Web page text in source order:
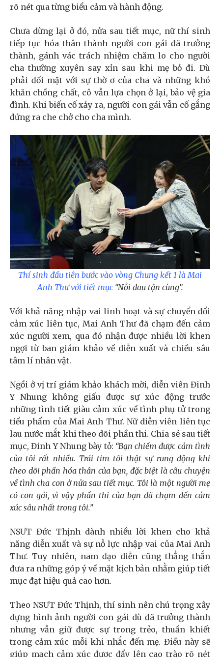
rõ nét qua từng biểu cảm và hành động.
Chưa dừng lại ở đó, nửa sau tiết mục, nữ thí sinh
tiếp tục hóa thân thành người con gái đã trưởng
thành, gánh vác trách nhiệm chăm lo cho người
cha thường xuyên say xỉn sau khi mẹ bỏ đi. Dù
phải đối mặt với sự thờ ơ của cha và những khó
khăn chồng chất, cô vẫn lựa chọn ở lại, bảo vệ gia
đình. Khi biến cố xảy ra, người con gái vẫn cố gắng
đứng ra che chở cho cha mình.
Thí sinh đầu tiên bước vào vòng Chung kết 1 là Mai
Anh Thư với tiết mục“Nỗi đau tận cùng”.
Với khả năng nhập vai linh hoạt và sự chuyển đổi
cảm xúc liên tục, Mai Anh Thư đã chạm đến cảm
xúc người xem, qua đó nhận được nhiều lời khen
ngợi từ ban giám khảo về diễn xuất và chiều sâu
tâm lí nhân vật.
Ngồi ở vị trí giám khảo khách mời, diễn viên Đinh
Y Nhung không giấu được sự xúc động trước
những tình tiết giàu cảm xúc về tình phụ tử trong
tiểu phẩm của Mai Anh Thư. Nữ diễn viên liên tục
lau nước mắt khi theo dõi phần thi. Chia sẻ sau tiết
mục, Đinh Y Nhung bày tỏ: “Bạn chiếm được cảm tình
của tôi rất nhiều. Trái tim tôi thật sự rung động khi
theo dõi phần hóa thân của bạn, đặc biệt là câu chuyện
về tình cha con ở nửa sau tiết mục. Tôi là một người mẹ
có con gái, vì vậy phần thi của bạn đã chạm đến cảm
xúc sâu nhất trong tôi.”
NSƯT Đức Thịnh dành nhiều lời khen cho khả
năng diễn xuất và sự nỗ lực nhập vai của Mai Anh
Thư. Tuy nhiên, nam đạo diễn cũng thẳng thắn
đưa ra những góp ý về mặt kịch bản nhằm giúp tiết
mục đạt hiệu quả cao hơn.
Theo NSƯT Đức Thịnh, thí sinh nên chú trọng xây
dựng hình ảnh người con gái dù đã trưởng thành
nhưng vẫn giữ được sự trong trẻo, thuần khiết
trong cảm xúc mỗi khi nhắc đến mẹ. Điều này sẽ
giúp mạch cảm xúc được đẩy lên cao trào rõ nét